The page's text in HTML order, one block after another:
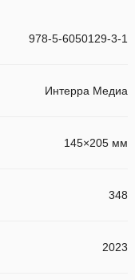
978-5-6050129-3-1
Интерра Медиа
145×205 мм
348
2023